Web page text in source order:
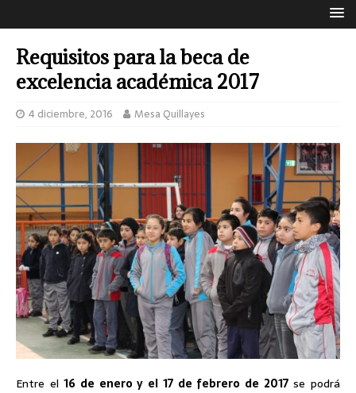
Requisitos para la beca de
excelencia académica 2017
4 diciembre, 2016 Mesa Quillayes
Entre el16 de enero y el 17 de febrero de 2017se podrá